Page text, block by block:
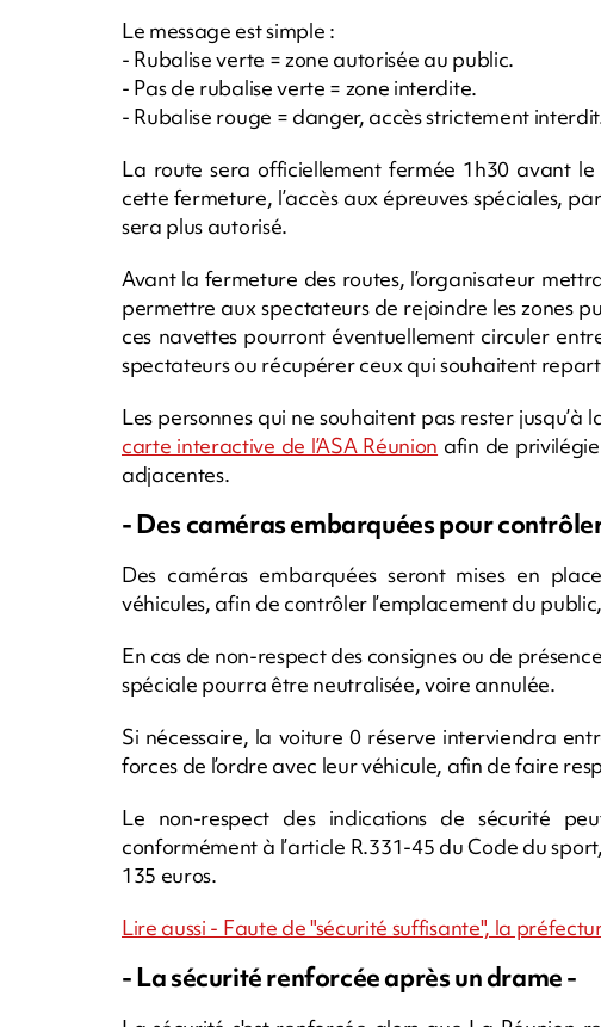
Le message est simple :
- Rubalise verte = zone autorisée au public.
- Pas de rubalise verte = zone interdite.
- Rubalise rouge = danger, accès strictement
La route sera officiellement fermée 1h30 avant
cette fermeture, l’accès aux épreuves spéciales,
sera plus autorisé.
Avant la fermeture des routes, l’organisateur
permettre aux spectateurs de rejoindre les zones
ces navettes pourront éventuellement circuler
spectateurs ou récupérer ceux qui souhaitent
Les personnes qui ne souhaitent pas rester jusqu’à
carte interactive de l’ASA Réunion afin de
adjacentes.
- Des caméras embarquées pour
Des caméras embarquées seront mises en
véhicules, afin de contrôler l’emplacement du
En cas de non-respect des consignes ou de
spéciale pourra être neutralisée, voire annulée.
Si nécessaire, la voiture 0 réserve interviendra
forces de l’ordre avec leur véhicule, afin de faire
Le non-respect des indications de sécurité
conformément à l’article R.331-45 du Code du
135 euros.
Lire aussi - Faute de "sécurité suffisante", la
- La sécurité renforcée après un drame -